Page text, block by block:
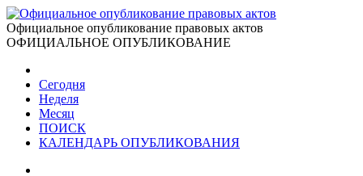
Официальное опубликование правовых актов
ОФИЦИАЛЬНОЕ ОПУБЛИКОВАНИЕ
Сегодня
Неделя
Месяц
ПОИСК
КАЛЕНДАРЬ ОПУБЛИКОВАНИЯ